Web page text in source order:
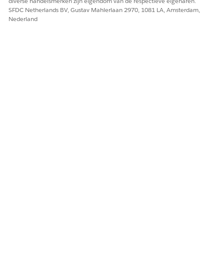
SFDC Netherlands BV, Gustav Mahlerlaan 2970, 1081 LA, Amsterdam,
Nederland